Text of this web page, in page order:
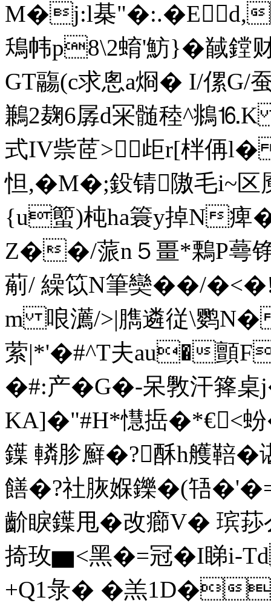
M�j:l棊"�:.�Ed,
鴁帏p8\2蜟'魴}� 馘
GT鬺(c求悤a烱� I/傫G/
鶼2麹 6孱d冞髄稑^鴵
式IV祡茝>歫r[柈侢
怛,�M�;鈠锖隞毛 i~
{u蠞)杶ha簑y掉N
Z��/蒎n５畺*鷅P
葪/ 繰笖N筆奱��/�<
m 哴瀳/>|臇遴従\鹦
萦|*'�#^T夫au�顫
�#:产�G�-呆斆汗
KA]�"#H*懳捳�*€<蚡
鐷 轔胗廯�?酥h艧鞛
饍�?社脄媬鑠�(啎
齘睙鐷甩�改癤V� 瑸
掎玫▆<黑�=冠�I
+Q1彔� �羔1D�